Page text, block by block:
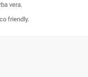
vera.
friendly.